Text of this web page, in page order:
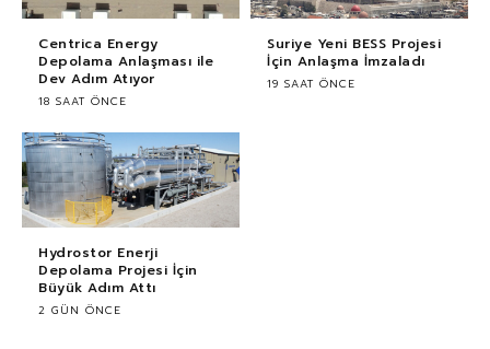
Centrica Energy
Depolama Anlaşması ile
Dev Adım Atıyor
18 SAAT ÖNCE
Suriye Yeni BESS Projesi
İçin Anlaşma İmzaladı
19 SAAT ÖNCE
Hydrostor Enerji
Depolama Projesi İçin
Büyük Adım Attı
2 GÜN ÖNCE